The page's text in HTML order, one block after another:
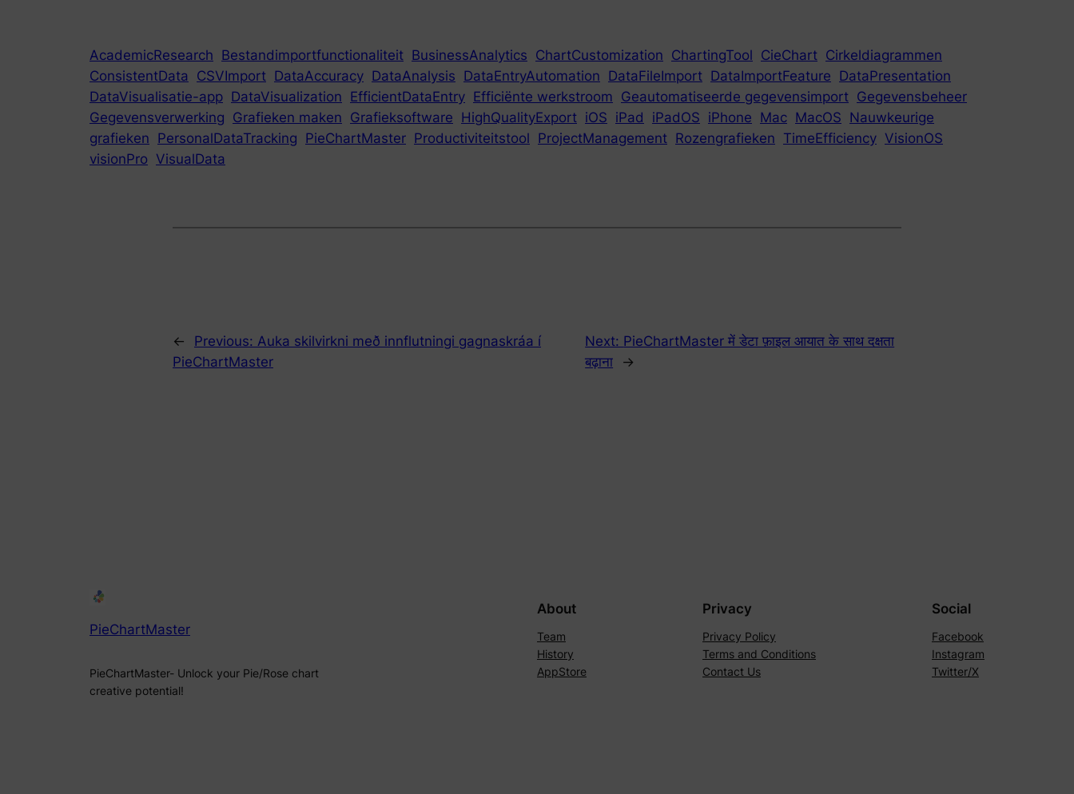
AcademicResearch Bestandimportfunctionaliteit BusinessAnalytics ChartCustomization ChartingTool CieChart Cirkeldiagrammen
ConsistentData
CSVImport DataAccuracy DataAnalysis DataEntryAutomation DataFileImport DataImportFeature DataPresentation
DataVisualisatie-app DataVisualization EfficientDataEntry Efficiënte werkstroom Geautomatiseerde gegevensimport Gegevensbeheer
Gegevensverwerking Grafieken maken Grafieksoftware HighQualityExport iOS iPad iPadOS iPhone Mac MacOS Nauwkeurige
grafieken PersonalDataTracking PieChartMaster Productiviteitstool ProjectManagement Rozengrafieken TimeEfficiency VisionOS
visionPro VisualData
← Previous: Auka skilvirkni með innflutningi gagnaskráa í
PieChartMaster
Next: PieChartMaster में डेटा फ़ाइल आयात के साथ दक्षता
बढ़ाना
→
PieChartMaster
PieChartMaster- Unlock your Pie/Rose chart
creative potential!
About
Team
History
AppStore
Privacy
Privacy Policy
Terms and Conditions
Contact Us
Social
Facebook
Instagram
Twitter/X